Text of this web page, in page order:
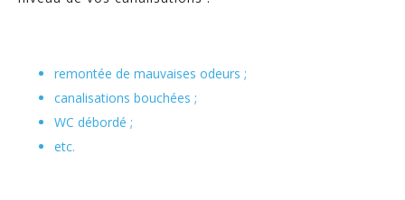
remontée de mauvaises odeurs ;
canalisations bouchées ;
WC débordé ;
etc.